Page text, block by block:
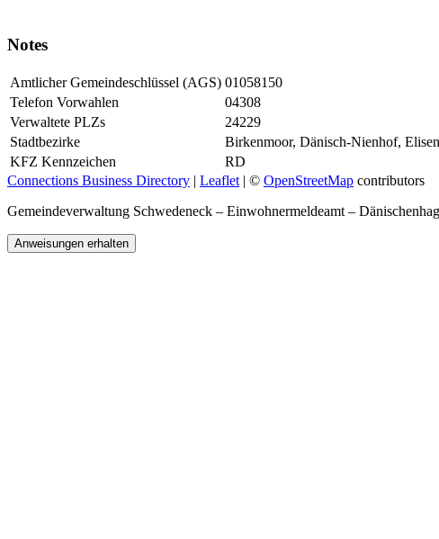
Notes
Amtlicher Gemeindeschlüssel (AGS) 01058150
Telefon Vorwahlen
04308
Verwaltete PLZs
24229
Stadtbezirke
Birkenmoor, Dänisch-Nienhof,
KFZ Kennzeichen
RD
Connections Business Directory | Leaflet | © OpenStreetMap contributors
Gemeindeverwaltung Schwedeneck – Einwohnermeldeamt –
Anweisungen erhalten